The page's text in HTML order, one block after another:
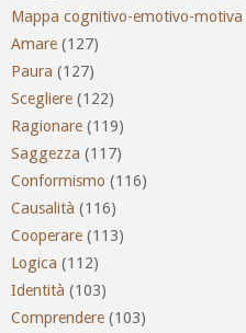
Mappa cognitivo-emotivo-motiva
Amare (127)
Paura (127)
Scegliere (122)
Ragionare (119)
Saggezza (117)
Conformismo (116)
Causalità (116)
Cooperare (113)
Logica (112)
Identità (103)
Comprendere (103)